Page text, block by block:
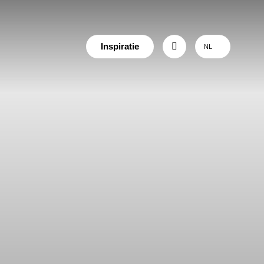
Inspiratie NL